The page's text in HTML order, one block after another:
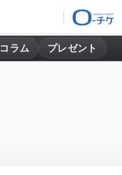
コラム プレゼント